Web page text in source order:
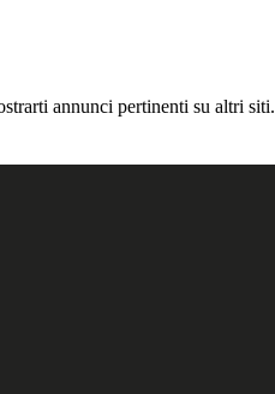
annunci pertinenti su altri siti.